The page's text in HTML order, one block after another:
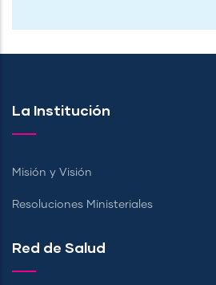
La Institución
Misión y Visión
Resoluciones Ministeriales
Red de Salud